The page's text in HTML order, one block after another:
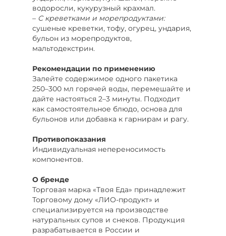
водоросли, кукурузный крахмал.
– С креветками и морепродуктами:
сушеные креветки, тофу, огурец, ундария,
бульон из морепродуктов,
мальтодекстрин.
Рекомендации по применению
Залейте содержимое одного пакетика
250–300 мл горячей воды, перемешайте и
дайте настояться 2–3 минуты. Подходит
как самостоятельное блюдо, основа для
бульонов или добавка к гарнирам и рагу.
Противопоказания
Индивидуальная непереносимость
компонентов.
О бренде
Торговая марка «Твоя Еда» принадлежит
Торговому дому «ЛИО-продукт» и
специализируется на производстве
натуральных супов и снеков. Продукция
разрабатывается в России и